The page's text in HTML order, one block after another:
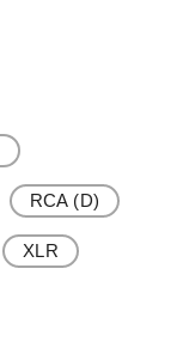
RCA (D)
XLR